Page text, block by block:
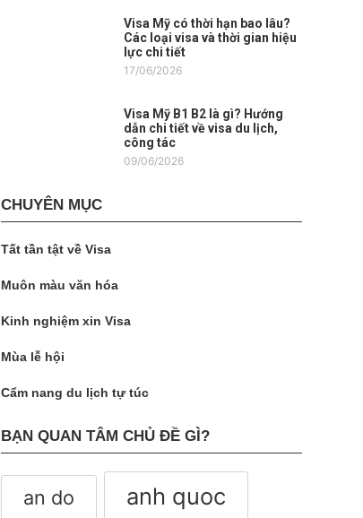
Visa Mỹ có thời hạn bao lâu?
Các loại visa và thời gian hiệu
lực chi tiết
17/06/2026
Visa Mỹ B1 B2 là gì? Hướng
dẫn chi tiết về visa du lịch,
công tác
09/06/2026
CHUYÊN MỤC
Tất tần tật về Visa
Muôn màu văn hóa
Kinh nghiệm xin Visa
Mùa lễ hội
Cẩm nang du lịch tự túc
BẠN QUAN TÂM CHỦ ĐỀ GÌ?
an do anh quoc